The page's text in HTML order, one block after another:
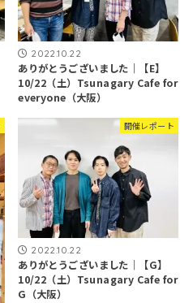
2022.10.22
ありがとうございました｜【E】
10/22（土）Tsunagary Cafe for
everyone（大阪）
開催レポート
2022.10.22
ありがとうございました｜【G】
10/22（土）Tsunagary Cafe for
G（大阪）